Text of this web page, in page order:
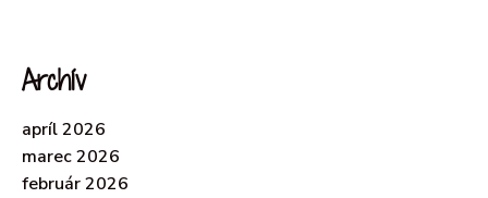
Archív
apríl 2026
marec 2026
február 2026